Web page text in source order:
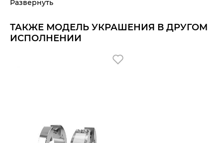
прочность.
Украшение покрыто металлом платиновой группы
придает яркий искрящийся блеск украшению.
Развернуть
ТАКЖЕ МОДЕЛЬ УКРАШЕНИЯ В ДРУГОМ
ИСПОЛНЕНИИ